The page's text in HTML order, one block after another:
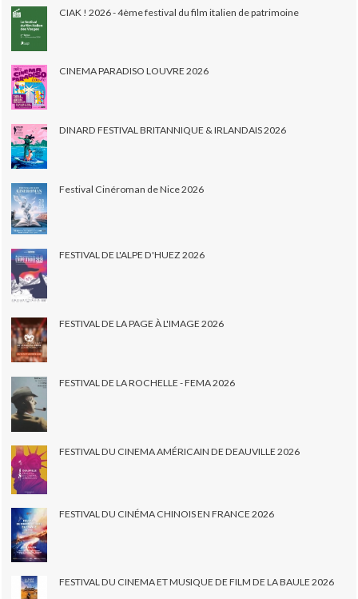
CIAK ! 2026 - 4ème festival du film italien de patrimoine
CINEMA PARADISO LOUVRE 2026
DINARD FESTIVAL BRITANNIQUE & IRLANDAIS 2026
Festival Cinéroman de Nice 2026
FESTIVAL DE L'ALPE D'HUEZ 2026
FESTIVAL DE LA PAGE À L'IMAGE 2026
FESTIVAL DE LA ROCHELLE - FEMA 2026
FESTIVAL DU CINEMA AMÉRICAIN DE DEAUVILLE 2026
FESTIVAL DU CINÉMA CHINOIS EN FRANCE 2026
FESTIVAL DU CINEMA ET MUSIQUE DE FILM DE LA BAULE 2026